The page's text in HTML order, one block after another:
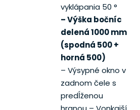
vyklápania 50 °
– Výška bočníc
delená 1000 mm
(spodná 500 +
horná 500)
– Výsypné okno v
zadnom čele s
predĺženou